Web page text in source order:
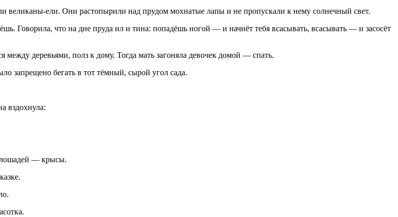
великаны-ели. Они растопырили над прудом мохнатые лапы и не пропускали к нему солнечный свет.
Говорила, что на дне пруда ил и тина: попадёшь ногой — и начнёт тебя всасывать, всасывать — и засосёт
деревьями, полз к дому. Тогда мать загоняла девочек домой — спать.
запрещено бегать в тот тёмный, сырой угол сада.
вздохнула:
лошадей — крысы.